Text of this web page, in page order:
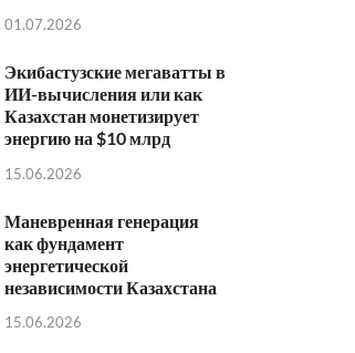
01.07.2026
Экибастузские мегаватты в
ИИ-вычисления или как
Казахстан монетизирует
энергию на $10 млрд
15.06.2026
Маневренная генерация
как фундамент
энергетической
независимости Казахстана
15.06.2026